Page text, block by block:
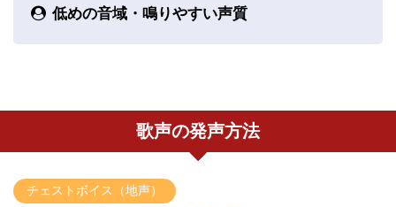
低めの音域・鳴りやすい声質
歌声の発声方法
チェストボイス（地声）